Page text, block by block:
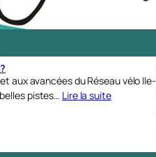
aux avancées du Réseau vélo Ile-
pistes… Lire la suite